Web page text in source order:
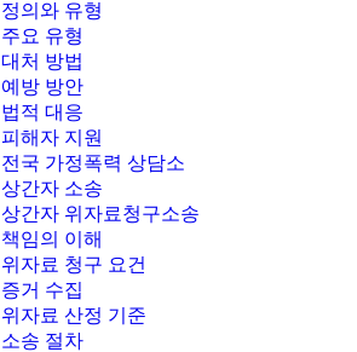
정의와 유형
주요 유형
대처 방법
예방 방안
법적 대응
피해자 지원
전국 가정폭력 상담소
상간자 소송
상간자 위자료청구소송
책임의 이해
위자료 청구 요건
증거 수집
위자료 산정 기준
소송 절차